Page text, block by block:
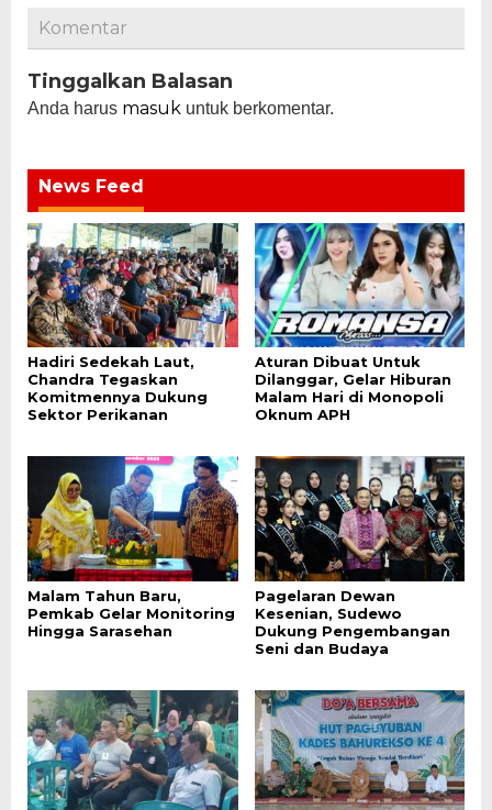
Komentar
Tinggalkan Balasan
Anda harus masuk untuk berkomentar.
News Feed
Hadiri Sedekah Laut,
Chandra Tegaskan
Komitmennya Dukung
Sektor Perikanan
Aturan Dibuat Untuk
Dilanggar, Gelar Hiburan
Malam Hari di Monopoli
Oknum APH
Malam Tahun Baru,
Pemkab Gelar Monitoring
Hingga Sarasehan
Pagelaran Dewan
Kesenian, Sudewo
Dukung Pengembangan
Seni dan Budaya